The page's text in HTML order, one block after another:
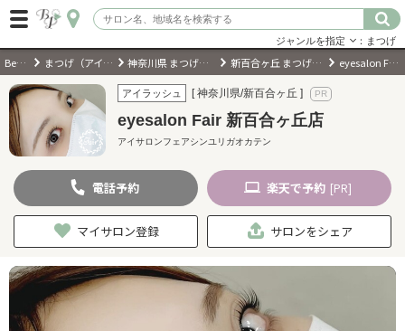
ログイン
会員登録（無料）
キーワード検索
ジャンルを選択
キーワードで検索
ジャンルを指定 ：まつげ
BeautyPark まつげ（アイラッシュ）サロン 神奈川県 まつげ（アイラッシュ）サロン 新百合ヶ丘 まつげ（アイラッシュ）サロン eyesalon Fair 新百合ヶ丘店
アイラッシュ [ 神奈川県/新百合ヶ丘 ]
eyesalon Fair 新百合ヶ丘店
アイサロンフェアシンユリガオカテン
電話予約 楽天で予約 [PR]
マイサロン登録 サロンをシェア